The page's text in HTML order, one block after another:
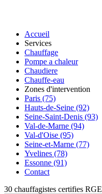
Accueil
Services
Chauffage
Pompe a chaleur
Chaudiere
Chauffe-eau
Zones d'intervention
Paris (75)
Hauts-de-Seine (92)
Seine-Saint-Denis (93)
Val-de-Marne (94)
Val-d'Oise (95)
Seine-et-Marne (77)
Yvelines (78)
Essonne (91)
Contact
30 chauffagistes certifies RGE